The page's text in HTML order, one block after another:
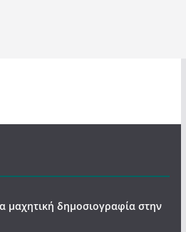
μαχητική δημοσιογραφία στην